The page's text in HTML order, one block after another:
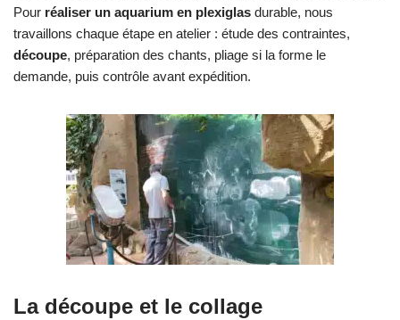
Pour réaliser un aquarium en plexiglas durable, nous
travaillons chaque étape en atelier : étude des contraintes,
découpe, préparation des chants, pliage si la forme le
demande, puis contrôle avant expédition.
La découpe et le collage